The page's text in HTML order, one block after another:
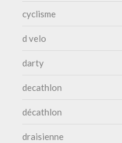
cyclisme
d velo
darty
decathlon
décathlon
draisienne